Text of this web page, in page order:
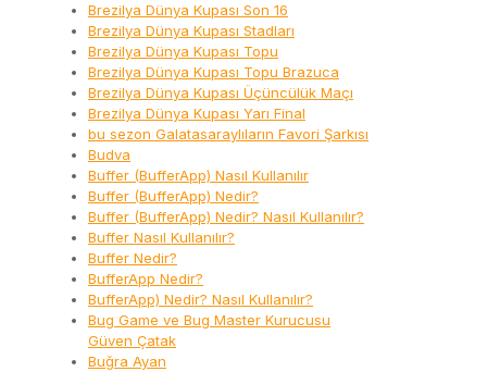
Brezilya Dünya Kupası Son 16
Brezilya Dünya Kupası Stadları
Brezilya Dünya Kupası Topu
Brezilya Dünya Kupası Topu Brazuca
Brezilya Dünya Kupası Üçüncülük Maçı
Brezilya Dünya Kupası Yarı Final
bu sezon Galatasaraylıların Favori Şarkısı
Budva
Buffer (BufferApp) Nasıl Kullanılır
Buffer (BufferApp) Nedir?
Buffer (BufferApp) Nedir? Nasıl Kullanılır?
Buffer Nasıl Kullanılır?
Buffer Nedir?
BufferApp Nedir?
BufferApp) Nedir? Nasıl Kullanılır?
Bug Game ve Bug Master Kurucusu
Güven Çatak
Buğra Ayan